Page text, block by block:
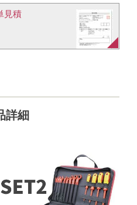
見積​
詳細